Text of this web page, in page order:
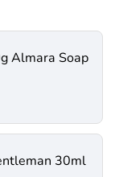
Almara Soap
30ml